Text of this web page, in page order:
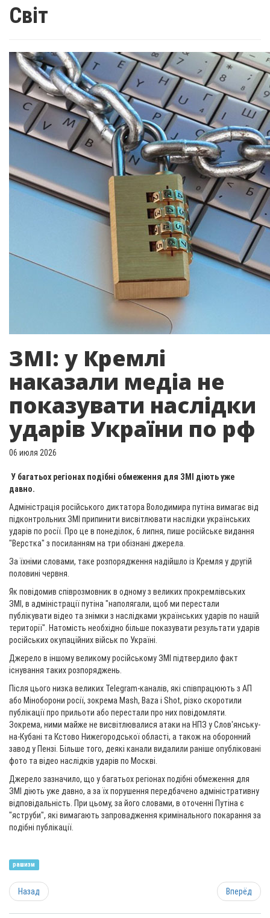
Світ
ЗМІ: у Кремлі
наказали медіа не
показувати наслідки
ударів України по рф
06 июля 2026
У багатьох регіонах подібні обмеження для ЗМІ діють уже
давно.
Адміністрація російського диктатора Володимира путіна вимагає від
підконтрольних ЗМІ припинити висвітлювати наслідки українських
ударів по росії. Про це в понеділок, 6 липня, пише російське видання
"Верстка" з посиланням на три обізнані джерела.
За їхніми словами, таке розпорядження надійшло із Кремля у другій
половині червня.
Як повідомив співрозмовник в одному з великих прокремлівських
ЗМІ, в адміністрації путіна "наполягали, щоб ми перестали
публікувати відео та знімки з наслідками українських ударів по нашій
території". Натомість необхідно більше показувати результати ударів
російських окупаційних військ по Україні.
Джерело в іншому великому російському ЗМІ підтвердило факт
існування таких розпоряджень.
Після цього низка великих Telegram-каналів, які співпрацюють з АП
або Міноборони росії, зокрема Mash, Baza і Shot, різко скоротили
публікації про прильоти або перестали про них повідомляти.
Зокрема, ними майже не висвітлювалися атаки на НПЗ у Слов'янську-
на-Кубані та Кстово Нижегородської області, а також на оборонний
завод у Пензі. Більше того, деякі канали видалили раніше опубліковані
фото та відео наслідків ударів по Москві.
Джерело зазначило, що у багатьох регіонах подібні обмеження для
ЗМІ діють уже давно, а за їх порушення передбачено адміністративну
відповідальність. При цьому, за його словами, в оточенні Путіна є
"яструби", які вимагають запровадження кримінального покарання за
подібні публікації.
рашизм
Назад Вперёд